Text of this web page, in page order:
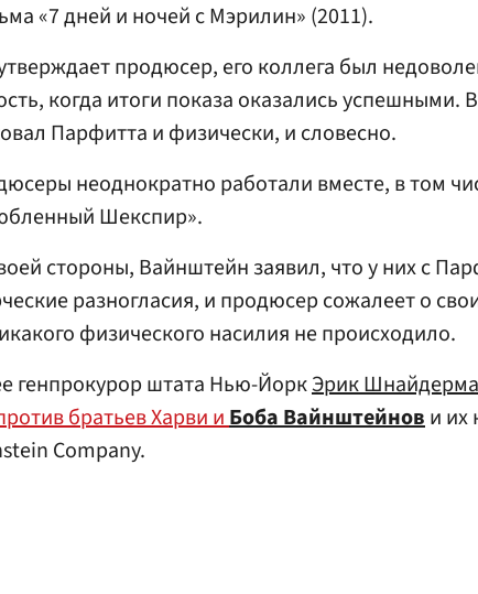
«7 дней и ночей с Мэрилин» (2011).
продюсер, его коллега был
когда итоги показа оказались успешными.
Парфитта и физически, и словесно.
неоднократно работали вместе, в том
Шекспир».
стороны, Вайнштейн заявил, что у них с
разногласия, и продюсер сожалеет о
физического насилия не происходило.
генпрокурор штата Нью-ЙоркЭрик
братьев Харви иБоба Вайнштейнови их
Company.